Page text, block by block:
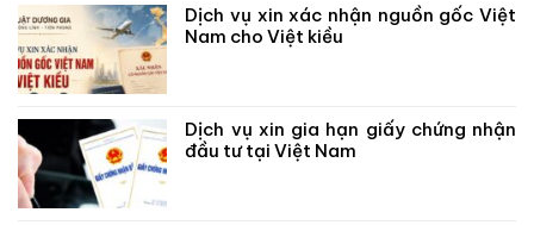
Dịch vụ xin xác nhận nguồn gốc Việt
Nam cho Việt kiều
Dịch vụ xin gia hạn giấy chứng nhận
đầu tư tại Việt Nam